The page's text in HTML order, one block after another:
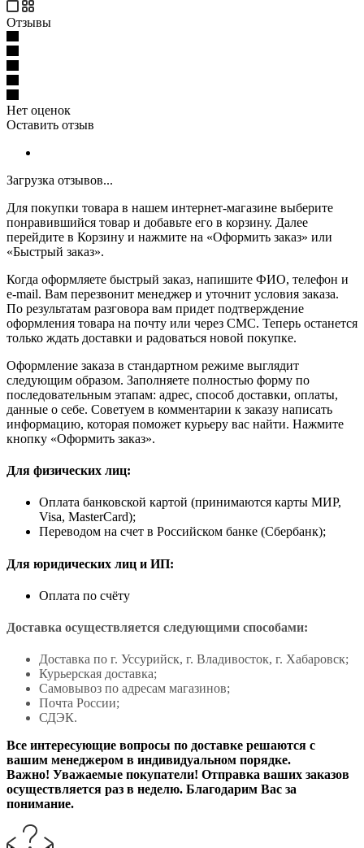
Отзывы
Нет оценок
Оставить отзыв
Загрузка отзывов...
Для покупки товара в нашем интернет-магазине выберите
понравившийся товар и добавьте его в корзину. Далее
перейдите в Корзину и нажмите на «Оформить заказ» или
«Быстрый заказ».
Когда оформляете быстрый заказ, напишите ФИО, телефон и
e-mail. Вам перезвонит менеджер и уточнит условия заказа.
По результатам разговора вам придет подтверждение
оформления товара на почту или через СМС. Теперь останется
только ждать доставки и радоваться новой покупке.
Оформление заказа в стандартном режиме выглядит
следующим образом. Заполняете полностью форму по
последовательным этапам: адрес, способ доставки, оплаты,
данные о себе. Советуем в комментарии к заказу написать
информацию, которая поможет курьеру вас найти. Нажмите
кнопку «Оформить заказ».
Для физических лиц:
Оплата банковской картой (принимаются карты МИР,
Visa, MasterCard);
Переводом на счет в Российском банке (Сбербанк);
Для юридических лиц и ИП:
Оплата по счёту
Доставка осуществляется следующими способами:
Доставка по г. Уссурийск, г. Владивосток, г. Хабаровск;
Курьерская доставка;
Самовывоз по адресам магазинов;
Почта России;
СДЭК.
Все интересующие вопросы по доставке решаются с
вашим менеджером в индивидуальном порядке.
Важно! Уважаемые покупатели! Отправка ваших заказов
осуществляется раз в неделю. Благодарим Вас за
понимание.